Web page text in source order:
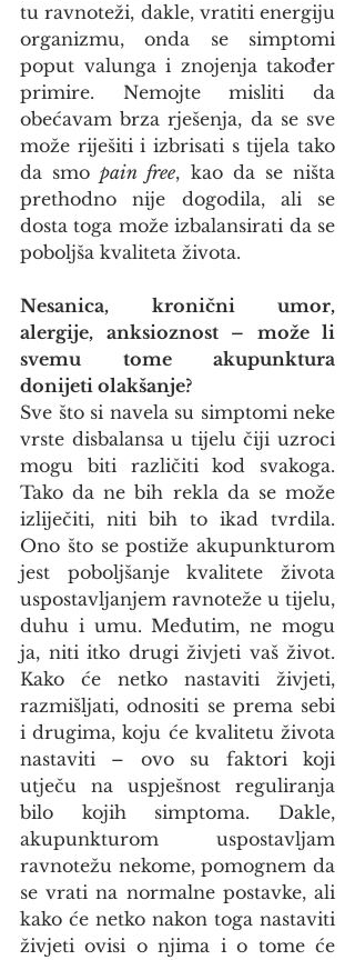
tu ravnoteži, dakle, vratiti energiju
organizmu, onda se simptomi
poput valunga i znojenja također
primire. Nemojte misliti da
obećavam brza rješenja, da se sve
može riješiti i izbrisati s tijela tako
da smo pain free, kao da se ništa
prethodno nije dogodila, ali se
dosta toga može izbalansirati da se
poboljša kvaliteta života.
Nesanica, kronični umor,
alergije, anksioznost – može li
svemu tome akupunktura
donijeti olakšanje?
Sve što si navela su simptomi neke
vrste disbalansa u tijelu čiji uzroci
mogu biti različiti kod svakoga.
Tako da ne bih rekla da se može
izliječiti, niti bih to ikad tvrdila.
Ono što se postiže akupunkturom
jest poboljšanje kvalitete života
uspostavljanjem ravnoteže u tijelu,
duhu i umu. Međutim, ne mogu
ja, niti itko drugi živjeti vaš život.
Kako će netko nastaviti živjeti,
razmišljati, odnositi se prema sebi
i drugima, koju će kvalitetu života
nastaviti – ovo su faktori koji
utječu na uspješnost reguliranja
bilo kojih simptoma. Dakle,
akupunkturom uspostavljam
ravnotežu nekome, pomognem da
se vrati na normalne postavke, ali
kako će netko nakon toga nastaviti
živjeti ovisi o njima i o tome će